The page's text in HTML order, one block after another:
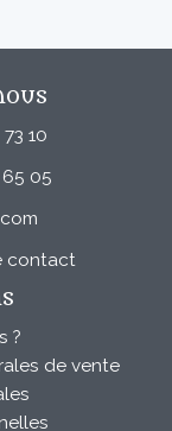
10
65 05
contact
?
de vente